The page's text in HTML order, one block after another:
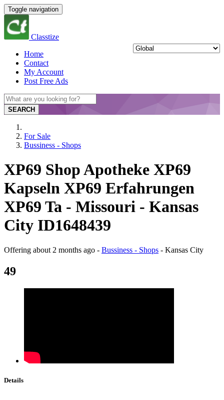
Toggle navigation
Classtize
Home
Contact
My Account
Post Free Ads
SEARCH
For Sale
Bussiness - Shops
XP69 Shop Apotheke XP69
Kapseln XP69 Erfahrungen
XP69 Ta - Missouri - Kansas
City ID1648439
Offering about 2 months ago - Bussiness - Shops - Kansas City
49
Details